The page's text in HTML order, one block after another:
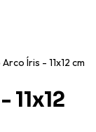
Íris - 11x12 cm